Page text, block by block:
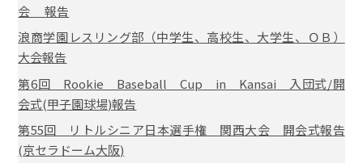
会 報告
浪商学園レスリング部（中学生、高校生、大学生、ＯＢ）
大会報告
第6回 Rookie Baseball Cup in Kansai 入団式/開
会式(甲子園球場)報告
第55回 リトルシニア日本選手権 関西大会 開会式報告
(京セラドーム大阪)